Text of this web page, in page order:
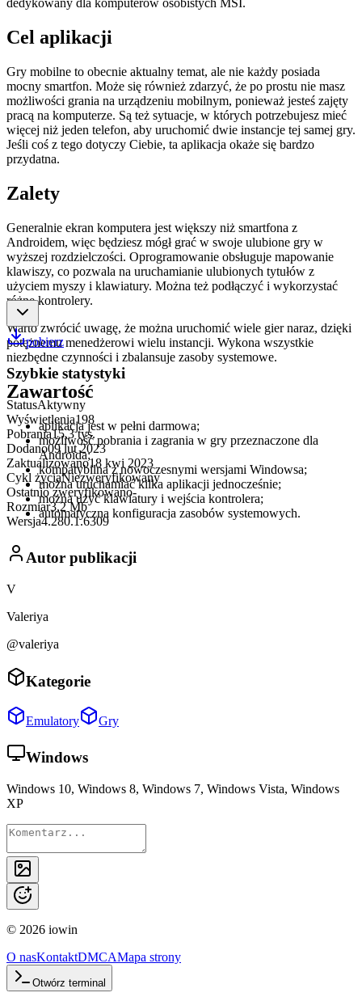
dedykowany dla komputerów osobistych MSI.
Cel aplikacji
Gry mobilne to obecnie aktualny temat, ale nie każdy posiada
mocny smartfon. Może się również zdarzyć, że po prostu nie masz
możliwości grania na urządzeniu mobilnym, ponieważ jesteś zajęty
pracą na komputerze. Są też sytuacje, w których potrzebujesz mieć
więcej niż jeden telefon, aby uruchomić dwie instancje tej samej gry.
Jeśli coś z tego dotyczy Ciebie, ta aplikacja okaże się bardzo
przydatna.
Zalety
Generalnie ekran komputera jest większy niż smartfona z
Androidem, więc będziesz mógł grać w swoje ulubione gry w
wyższej rozdzielczości. Oprogramowanie obsługuje mapowanie
klawiszy, co pozwala na uruchamianie ulubionych tytułów z
użyciem myszy i klawiatury. Można też podłączyć i wykorzystać
różne kontrolery.
Warto zwrócić uwagę, że można uruchomić wiele gier naraz, dzięki
potężnemu menedżerowi wielu instancji. Wykona wszystkie
niezbędne czynności i zbalansuje zasoby systemowe.
Zawartość
aplikacja jest w pełni darmowa;
możliwość pobrania i zagrania w gry przeznaczone dla
Androida;
kompatybilna z nowoczesnymi wersjami Windowsa;
można uruchamiać kilka aplikacji jednocześnie;
można użyć klawiatury i wejścia kontrolera;
automatyczna konfiguracja zasobów systemowych.
pobierz
Szybkie statystyki
StatusAktywny
Wyświetlenia198
Pobrania15,3 tys.
Dodano09 lut 2023
Zaktualizowano18 kwi 2023
Cykl życiaNiezweryfikowany
Ostatnio zweryfikowano-
Rozmiar3,2 Mb
Wersja4.280.1.6309
Autor publikacji
V
Valeriya
@valeriya
Kategorie
Emulatory Gry
Windows
Windows 10, Windows 8, Windows 7, Windows Vista, Windows
XP
© 2026 iowin
O nasKontaktDMCAMapa strony
Otwórz terminal